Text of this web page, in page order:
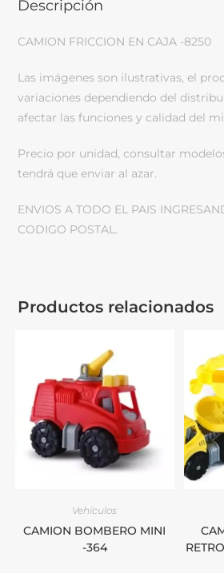
Descripción
CAMION FRICCION EN CAJA -8250
Las imágenes son ilustrativas, el
variaciones dependiendo del
afectar las funciones y calidad del
Precio por unidad, consultar
tendrá que enviar al azar.
ENVIOS A TODO EL PAIS
CODIGO POSTAL.
Productos relacionados
Vehículos
CAMION BOMBERO MINI
-364